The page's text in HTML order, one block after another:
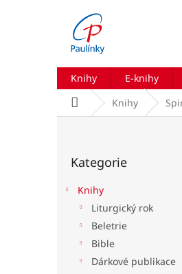
Knihy E-knihy
Domů Knihy
kategorie
Kategorie
Knihy
Liturgický rok
Beletrie
Bible
Dárkové publikace